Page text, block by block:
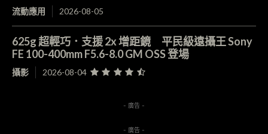
流動應用 2026-08-05
625g 超輕巧．支援 2x 增距鏡 平民級遠攝王 Sony
FE 100-400mm F5.6-8.0 GM OSS 登場
攝影 2026-08-04
- 廣告 -
- 廣告 -